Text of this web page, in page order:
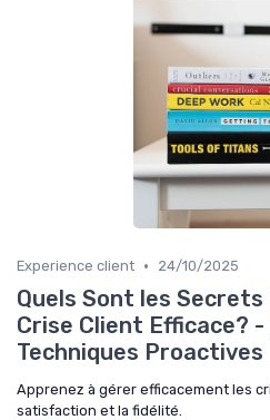
Experience client • 24/10/2025
Quels Sont les
Crise Client Efficace?
Techniques Proactives
Apprenez à gérer efficacement les
satisfaction et la fidélité.